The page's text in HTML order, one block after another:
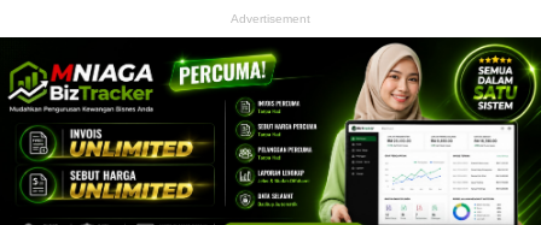
Advertisement